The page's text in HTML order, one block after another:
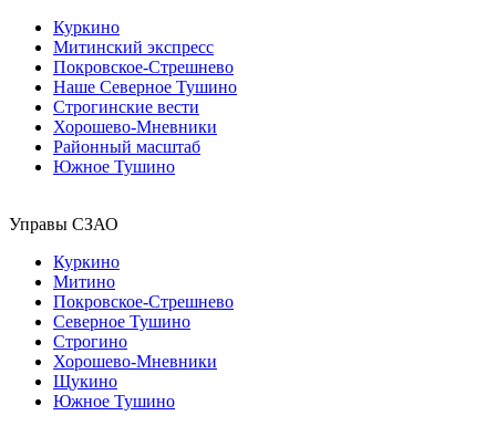
Куркино
Митинский экспресс
Покровское-Стрешнево
Наше Северное Тушино
Строгинские вести
Хорошево-Мневники
Районный масштаб
Южное Тушино
Управы СЗАО
Куркино
Митино
Покровское-Стрешнево
Северное Тушино
Строгино
Хорошево-Мневники
Щукино
Южное Тушино